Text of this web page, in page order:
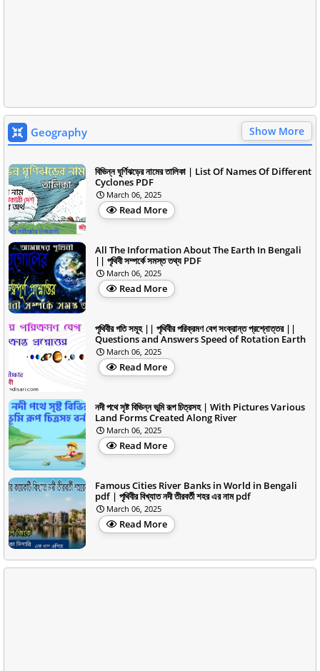
Geography Show More
বিভিন্ন ঘূর্ণিঝড়ের নামের তালিকা | List Of Names Of Different
Cyclones PDF
March 06, 2025
Read More
All The Information About The Earth In Bengali
|| পৃথিবী সম্পর্কে সমস্ত তথ্য PDF
March 06, 2025
Read More
পৃথিবীর গতি সমূহ || পৃথিবীর পরিক্রমণ বেগ সংক্রান্ত প্রশ্নোত্তর ||
Questions and Answers Speed of Rotation Earth
March 06, 2025
Read More
নদী পথে সৃষ্ট বিভিন্ন ভূমি রূপ চিত্রসহ | With Pictures Various
Land Forms Created Along River
March 06, 2025
Read More
Famous Cities River Banks in World in Bengali
pdf | পৃথিবীর বিখ্যাত নদী তীরবর্তী শহর এর নাম pdf
March 06, 2025
Read More